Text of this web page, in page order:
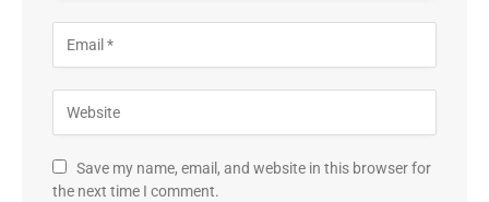
Save my name, email, and website in this browser for
the next time I comment.